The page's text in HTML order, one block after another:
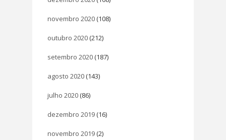
novembro 2020 (108)
outubro 2020 (212)
setembro 2020 (187)
agosto 2020 (143)
julho 2020 (86)
dezembro 2019 (16)
novembro 2019 (2)